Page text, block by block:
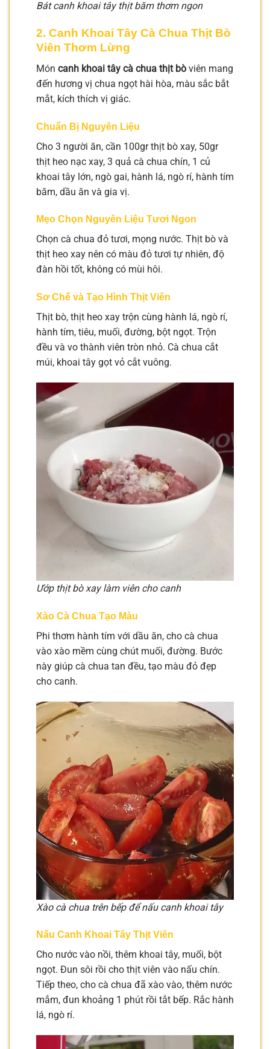
Bát canh khoai tây thịt băm thơm ngon
2. Canh Khoai Tây Cà Chua Thịt Bò
Viên Thơm Lừng
Món canh khoai tây cà chua thịt bò viên mang
đến hương vị chua ngọt hài hòa, màu sắc bắt
mắt, kích thích vị giác.
Chuẩn Bị Nguyên Liệu
Cho 3 người ăn, cần 100gr thịt bò xay, 50gr
thịt heo nạc xay, 3 quả cà chua chín, 1 củ
khoai tây lớn, ngò gai, hành lá, ngò rí, hành tím
băm, dầu ăn và gia vị.
Mẹo Chọn Nguyên Liệu Tươi Ngon
Chọn cà chua đỏ tươi, mọng nước. Thịt bò và
thịt heo xay nên có màu đỏ tươi tự nhiên, độ
đàn hồi tốt, không có mùi hôi.
Sơ Chế và Tạo Hình Thịt Viên
Thịt bò, thịt heo xay trộn cùng hành lá, ngò rí,
hành tím, tiêu, muối, đường, bột ngọt. Trộn
đều và vo thành viên tròn nhỏ. Cà chua cắt
múi, khoai tây gọt vỏ cắt vuông.
Ướp thịt bò xay làm viên cho canh
Xào Cà Chua Tạo Màu
Phi thơm hành tím với dầu ăn, cho cà chua
vào xào mềm cùng chút muối, đường. Bước
này giúp cà chua tan đều, tạo màu đỏ đẹp
cho canh.
Xào cà chua trên bếp để nấu canh khoai tây
Nấu Canh Khoai Tây Thịt Viên
Cho nước vào nồi, thêm khoai tây, muối, bột
ngọt. Đun sôi rồi cho thịt viên vào nấu chín.
Tiếp theo, cho cà chua đã xào vào, thêm nước
mắm, đun khoảng 1 phút rồi tắt bếp. Rắc hành
lá, ngò rí.